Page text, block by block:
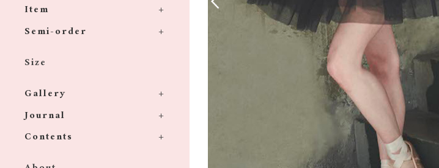
Item
Semi-order
Size
Gallery
Journal
Contents